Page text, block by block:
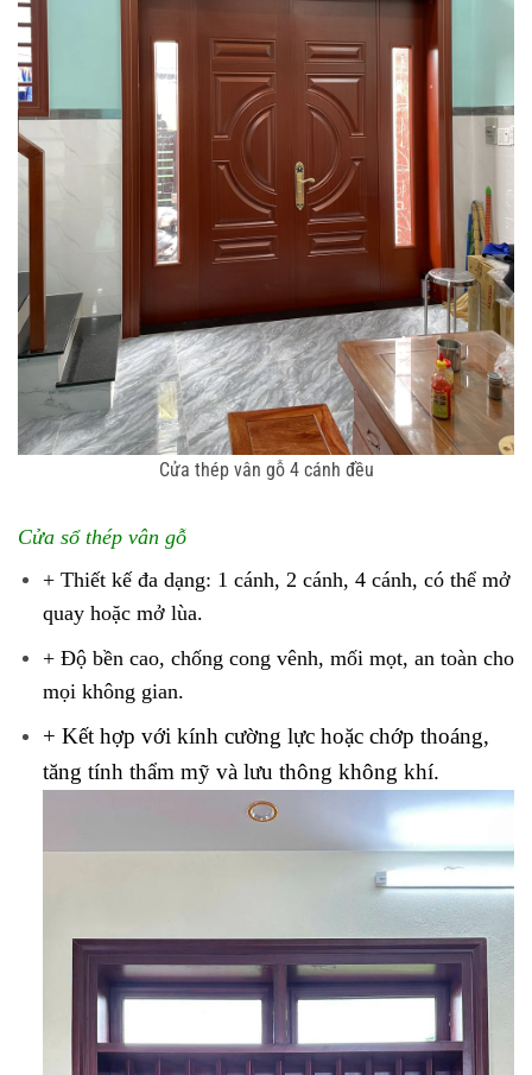
Cửa thép vân gỗ 4 cánh đều
Cửa sổ thép vân gỗ
+ Thiết kế đa dạng: 1 cánh, 2 cánh, 4 cánh, có thể mở
quay hoặc mở lùa.
+ Độ bền cao, chống cong vênh, mối mọt, an toàn cho
mọi không gian.
+ Kết hợp với kính cường lực hoặc chớp thoáng,
tăng tính thẩm mỹ và lưu thông không khí.